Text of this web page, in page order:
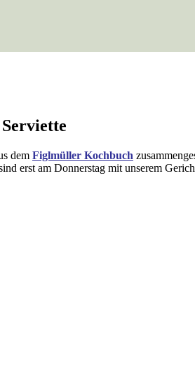
dem Figlmüller Kochbuch
erst am Donnerstag mit unserem